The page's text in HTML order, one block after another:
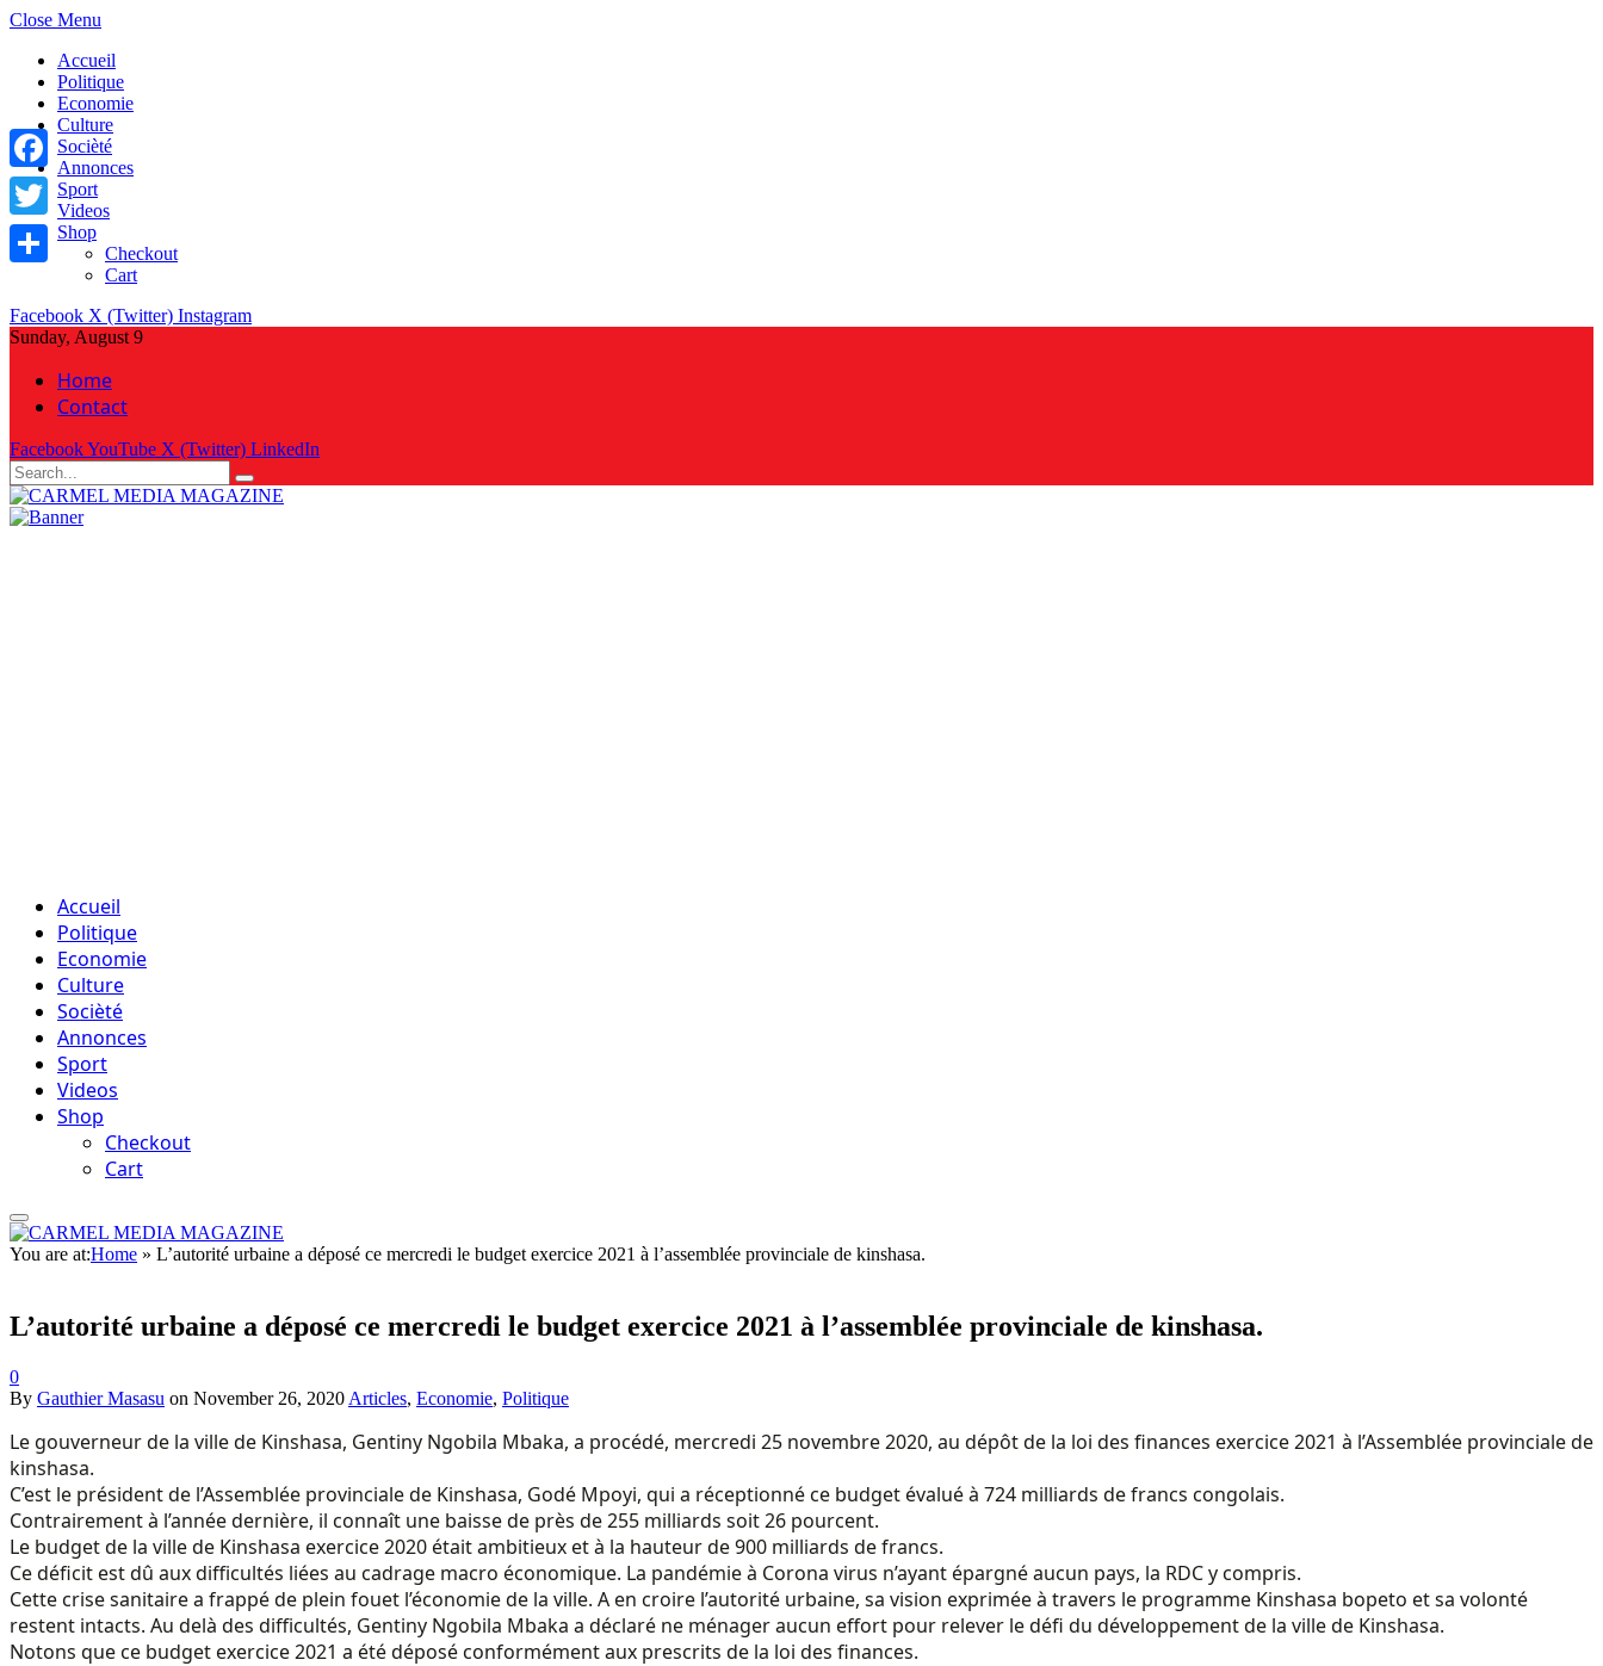
Close Menu
Accueil
Politique
Economie
Culture
Socièté
Annonces
Sport
Videos
Shop
Checkout
Cart
Facebook X (Twitter) Instagram
Sunday, August 9
Home
Contact
FacebookYouTube X (Twitter) LinkedIn
Accueil
Politique
Economie
Culture
Socièté
Annonces
Sport
Videos
Shop
Checkout
Cart
You are at:Home » L’autorité urbaine a déposé ce mercredi le budget exercice 2021 à l’assemblée provinciale de kinshasa.
L’autorité urbaine a déposé ce mercredi le budget exercice 2021 à l’assemblée provinciale de kinshasa.
0
By Gauthier Masasu on November 26, 2020 Articles, Economie, Politique
Le gouverneur de la ville de Kinshasa, Gentiny Ngobila Mbaka, a procédé, mercredi 25 novembre 2020, au dépôt de la loi des finances exercice 2021 à l’Assemblée provinciale de
kinshasa.
C’est le président de l’Assemblée provinciale de Kinshasa, Godé Mpoyi, qui a réceptionné ce budget évalué à 724 milliards de francs congolais.
Contrairement à l’année dernière, il connaît une baisse de près de 255 milliards soit 26 pourcent.
Le budget de la ville de Kinshasa exercice 2020 était ambitieux et à la hauteur de 900 milliards de francs.
Ce déficit est dû aux difficultés liées au cadrage macro économique. La pandémie à Corona virus n’ayant épargné aucun pays, la RDC y compris.
Cette crise sanitaire a frappé de plein fouet l’économie de la ville. A en croire l’autorité urbaine, sa vision exprimée à travers le programme Kinshasa bopeto et sa volonté
restent intacts. Au delà des difficultés, Gentiny Ngobila Mbaka a déclaré ne ménager aucun effort pour relever le défi du développement de la ville de Kinshasa.
Notons que ce budget exercice 2021 a été déposé conformément aux prescrits de la loi des finances.
Facebook
Twitter